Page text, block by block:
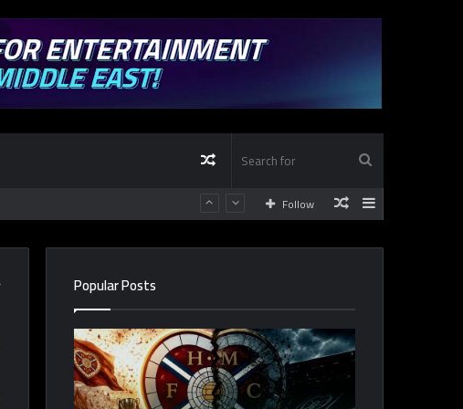
for
Random
Article
Random
Follow
Popular Posts